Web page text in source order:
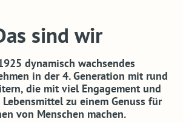
sind wir
dynamisch wachsendes
in der 4. Generation mit rund
die mit viel Engagement und
Lebensmittel zu einem Genuss für
von Menschen machen.